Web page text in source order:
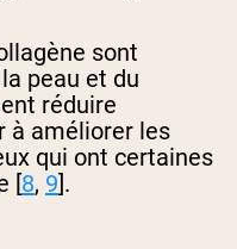
sont
peau et du
réduire
à améliorer les
qui ont certaines
[8, 9].